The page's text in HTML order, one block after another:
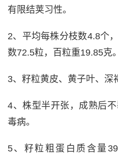
有限结荚习性。
2、平均每株分枝数4.8个
数72.5粒，百粒重19.85克。
3、籽粒黄皮、黄子叶、深
4、株型半开张，成熟后
毒病。
5、籽粒粗蛋白质含量